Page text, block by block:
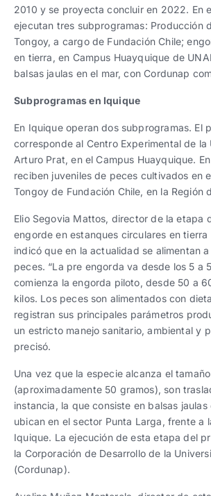
2010 y se proyecta concluir en 2022. En
ejecutan tres subprogramas: Producción
Tongoy, a cargo de Fundación Chile;
en tierra, en Campus Huayquique de
balsas jaulas en el mar, con Cordunap
Subprogramas en Iquique
En Iquique operan dos subprogramas. El
corresponde al Centro Experimental de la
Arturo Prat, en el Campus Huayquique.
reciben juveniles de peces cultivados en
Tongoy de Fundación Chile, en la Región
Elio Segovia Mattos, director de la etapa
engorde en estanques circulares en
indicó que en la actualidad se alimentan
peces. “La pre engorda va desde los 5 a
comienza la engorda piloto, desde 50 a
kilos. Los peces son alimentados con
registran sus principales parámetros
un estricto manejo sanitario, ambiental y
precisó.
Una vez que la especie alcanza el
(aproximadamente 50 gramos), son
instancia, la que consiste en balsas jaulas
ubican en el sector Punta Larga, frente a
Iquique. La ejecución de esta etapa del
la Corporación de Desarrollo de la
(Cordunap).